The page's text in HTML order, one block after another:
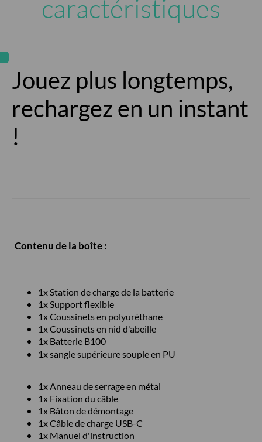
caractéristiques
Jouez plus longtemps,
rechargez en un instant
!
Contenu de la boîte :
1x Station de charge de la batterie
1x Support flexible
1x Coussinets en polyuréthane
1x Coussinets en nid d'abeille
1x Batterie B100
1x sangle supérieure souple en PU
1x Anneau de serrage en métal
1x Fixation du câble
1x Bâton de démontage
1x Câble de charge USB-C
1x Manuel d'instruction